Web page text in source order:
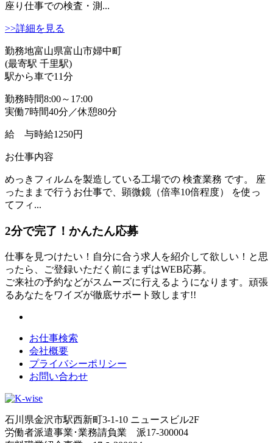
座り仕事での検査・測...
>>詳細を見る
勤務地富山県富山市婦中町
(最寄駅 千里駅)
駅から車で11分
勤務時間8:00～17:00
実働7時間40分／休憩80分
給 与時給1250円
お仕事内容
めっきフィルムを製造している工場での 検査業務 です。 座
ったままで行うお仕事で、顕微鏡（倍率10倍程度） を使っ
てフィ...
2分で完了！かんたん応募
仕事を見つけたい！自分に合う求人を紹介して欲しい！と思
ったら、ご登録いただく前にまずはWEB応募。
ご来社の予約などがスムーズに行えるようになります。頑張
るあなたをワイズが徹底サポート致します!!
お仕事検索
会社概要
プライバシーポリシー
お問い合わせ
石川県金沢市駅西新町3-1-10 ニュースビル2F
労働者派遣事業･業務請負業 派17-300004